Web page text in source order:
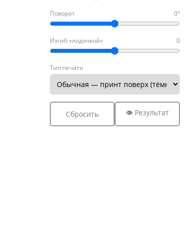
Поворот 0°
Изгиб «лодочкой» 0
Тип печати
Сбросить 👁 Результат